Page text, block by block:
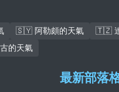
🇸🇾 阿勒頗的天氣
🇹🇿 達
的天氣
最新部落